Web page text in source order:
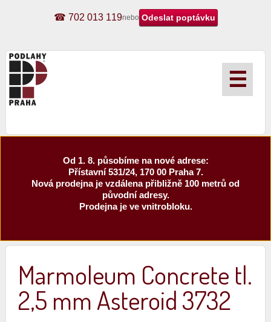
☎ 702 013 119nebo
☰
Od 1. 8. působíme na nové adrese:
Přístavní 531/24, 170 00 Praha 7.
Nová prodejna je vzdálena přibližně 100 metrů od
původní adresy.
Prodejna je ve vnitrobloku.
Marmoleum Concrete tl.
2,5 mm Asteroid 3732